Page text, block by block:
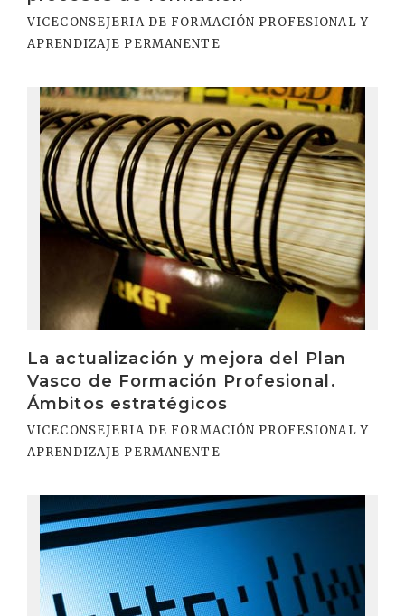
VICECONSEJERIA DE FORMACIÓN PROFESIONAL Y
APRENDIZAJE PERMANENTE
La actualización y mejora del Plan
Vasco de Formación Profesional.
Ámbitos estratégicos
VICECONSEJERIA DE FORMACIÓN PROFESIONAL Y
APRENDIZAJE PERMANENTE
Irakurri